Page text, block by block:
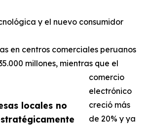
locales no
y el nuevo consumidor
en centros comerciales peruanos
millones, mientras que el
comercio
electrónico
creció más
de 20% y ya